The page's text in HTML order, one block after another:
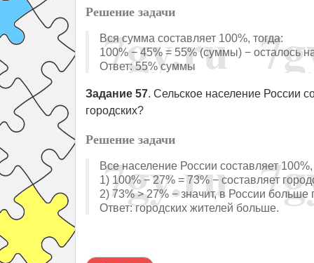
Решение задачи
Вся сумма составляет 100%, тогда:
100% − 45% = 55% (суммы) − осталось
Ответ: 55% суммы
Задание 57. Сельское население России
городских?
Решение задачи
Все население России составляет 100%,
1) 100% − 27% = 73% − составляет
2) 73% > 27% − значит, в России больше
Ответ: городских жителей больше.